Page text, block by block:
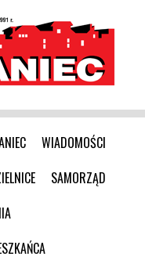
WIADOMOŚCI
SAMORZĄD